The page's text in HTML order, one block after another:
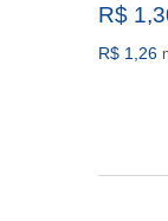
R$
R$ 1,26